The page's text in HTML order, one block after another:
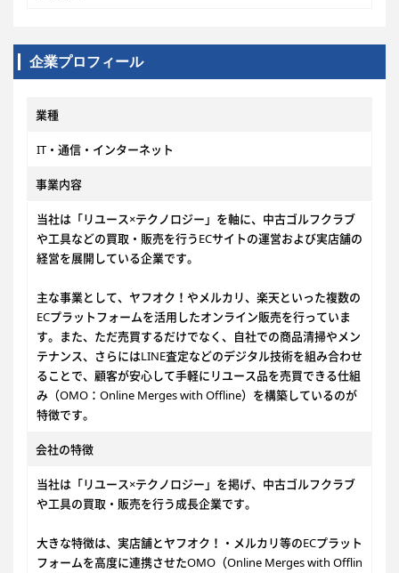
企業プロフィール
業種
IT・通信・インターネット
事業内容
当社は「リユース×テクノロジー」を軸に、中古ゴルフクラブ
や工具などの買取・販売を行うECサイトの運営および実店舗の
経営を展開している企業です。
主な事業として、ヤフオク！やメルカリ、楽天といった複数の
ECプラットフォームを活用したオンライン販売を行っていま
す。また、ただ売買するだけでなく、自社での商品清掃やメン
テナンス、さらにはLINE査定などのデジタル技術を組み合わせ
ることで、顧客が安心して手軽にリユース品を売買できる仕組
み（OMO：Online Merges with Offline）を構築しているのが
特徴です。
会社の特徴
当社は「リユース×テクノロジー」を掲げ、中古ゴルフクラブ
や工具の買取・販売を行う成長企業です。
大きな特徴は、実店舗とヤフオク！・メルカリ等のECプラット
フォームを高度に連携させたOMO（Online Merges with Offlin